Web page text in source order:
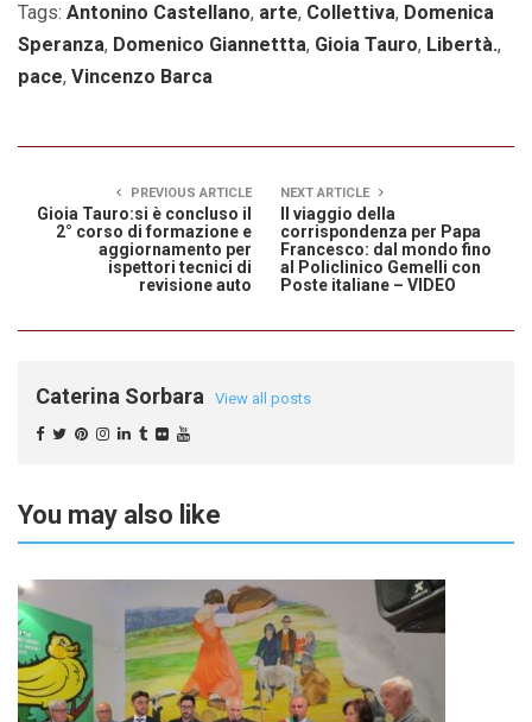
Tags: Antonino Castellano, arte, Collettiva, Domenica
Speranza, Domenico Giannettta, Gioia Tauro, Libertà.,
pace, Vincenzo Barca
PREVIOUS ARTICLE
Gioia Tauro:si è concluso il
2° corso di formazione e
aggiornamento per
ispettori tecnici di
revisione auto
NEXT ARTICLE
Il viaggio della
corrispondenza per Papa
Francesco: dal mondo fino
al Policlinico Gemelli con
Poste italiane – VIDEO
Caterina Sorbara View all posts
You may also like